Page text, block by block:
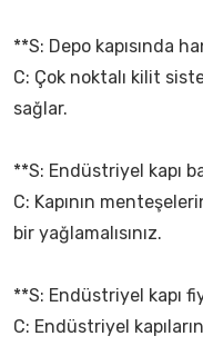
**S: Depo kapısında
C: Çok noktalı kilit
sağlar.
**S: Endüstriyel kapı
C: Kapının
bir yağlamalısınız.
**S: Endüstriyel kapı
C: Endüstriyel